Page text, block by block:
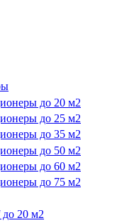
до 20 м2
до 25 м2
до 35 м2
до 50 м2
до 60 м2
до 75 м2
20 м2